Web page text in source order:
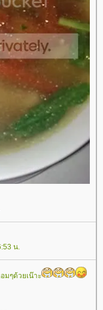
น.
มๆด้วยเน๊าะ